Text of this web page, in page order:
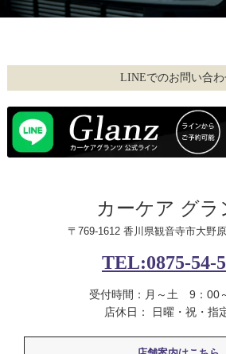
LINEでのお問い合
カーケア グラ
〒769-1612 香川県観音寺市大野
TEL:0875-54-
受付時間：月～土 9：00
店休日： 日曜・祝・指